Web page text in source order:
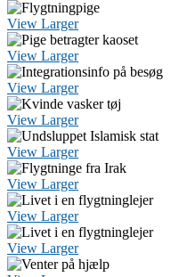
View Larger
View Larger
View Larger
View Larger
View Larger
View Larger
View Larger
View Larger